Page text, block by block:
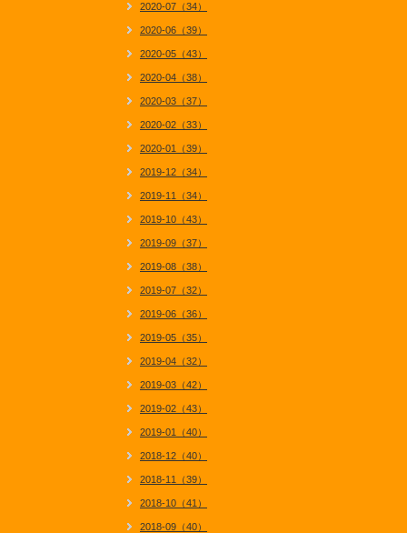
2020-07（34）
2020-06（39）
2020-05（43）
2020-04（38）
2020-03（37）
2020-02（33）
2020-01（39）
2019-12（34）
2019-11（34）
2019-10（43）
2019-09（37）
2019-08（38）
2019-07（32）
2019-06（36）
2019-05（35）
2019-04（32）
2019-03（42）
2019-02（43）
2019-01（40）
2018-12（40）
2018-11（39）
2018-10（41）
2018-09（40）